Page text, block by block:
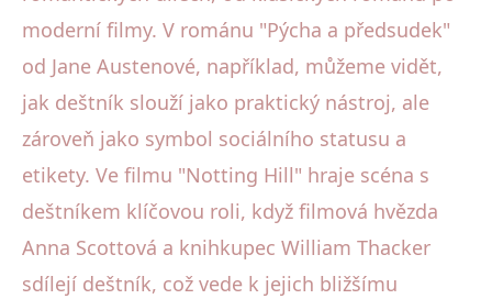
moderní filmy. V románu "Pýcha a předsudek"
od Jane Austenové, například, můžeme vidět,
jak deštník slouží jako praktický nástroj, ale
zároveň jako symbol sociálního statusu a
etikety. Ve filmu "Notting Hill" hraje scéna s
deštníkem klíčovou roli, když filmová hvězda
Anna Scottová a knihkupec William Thacker
sdílejí deštník, což vede k jejich bližšímu